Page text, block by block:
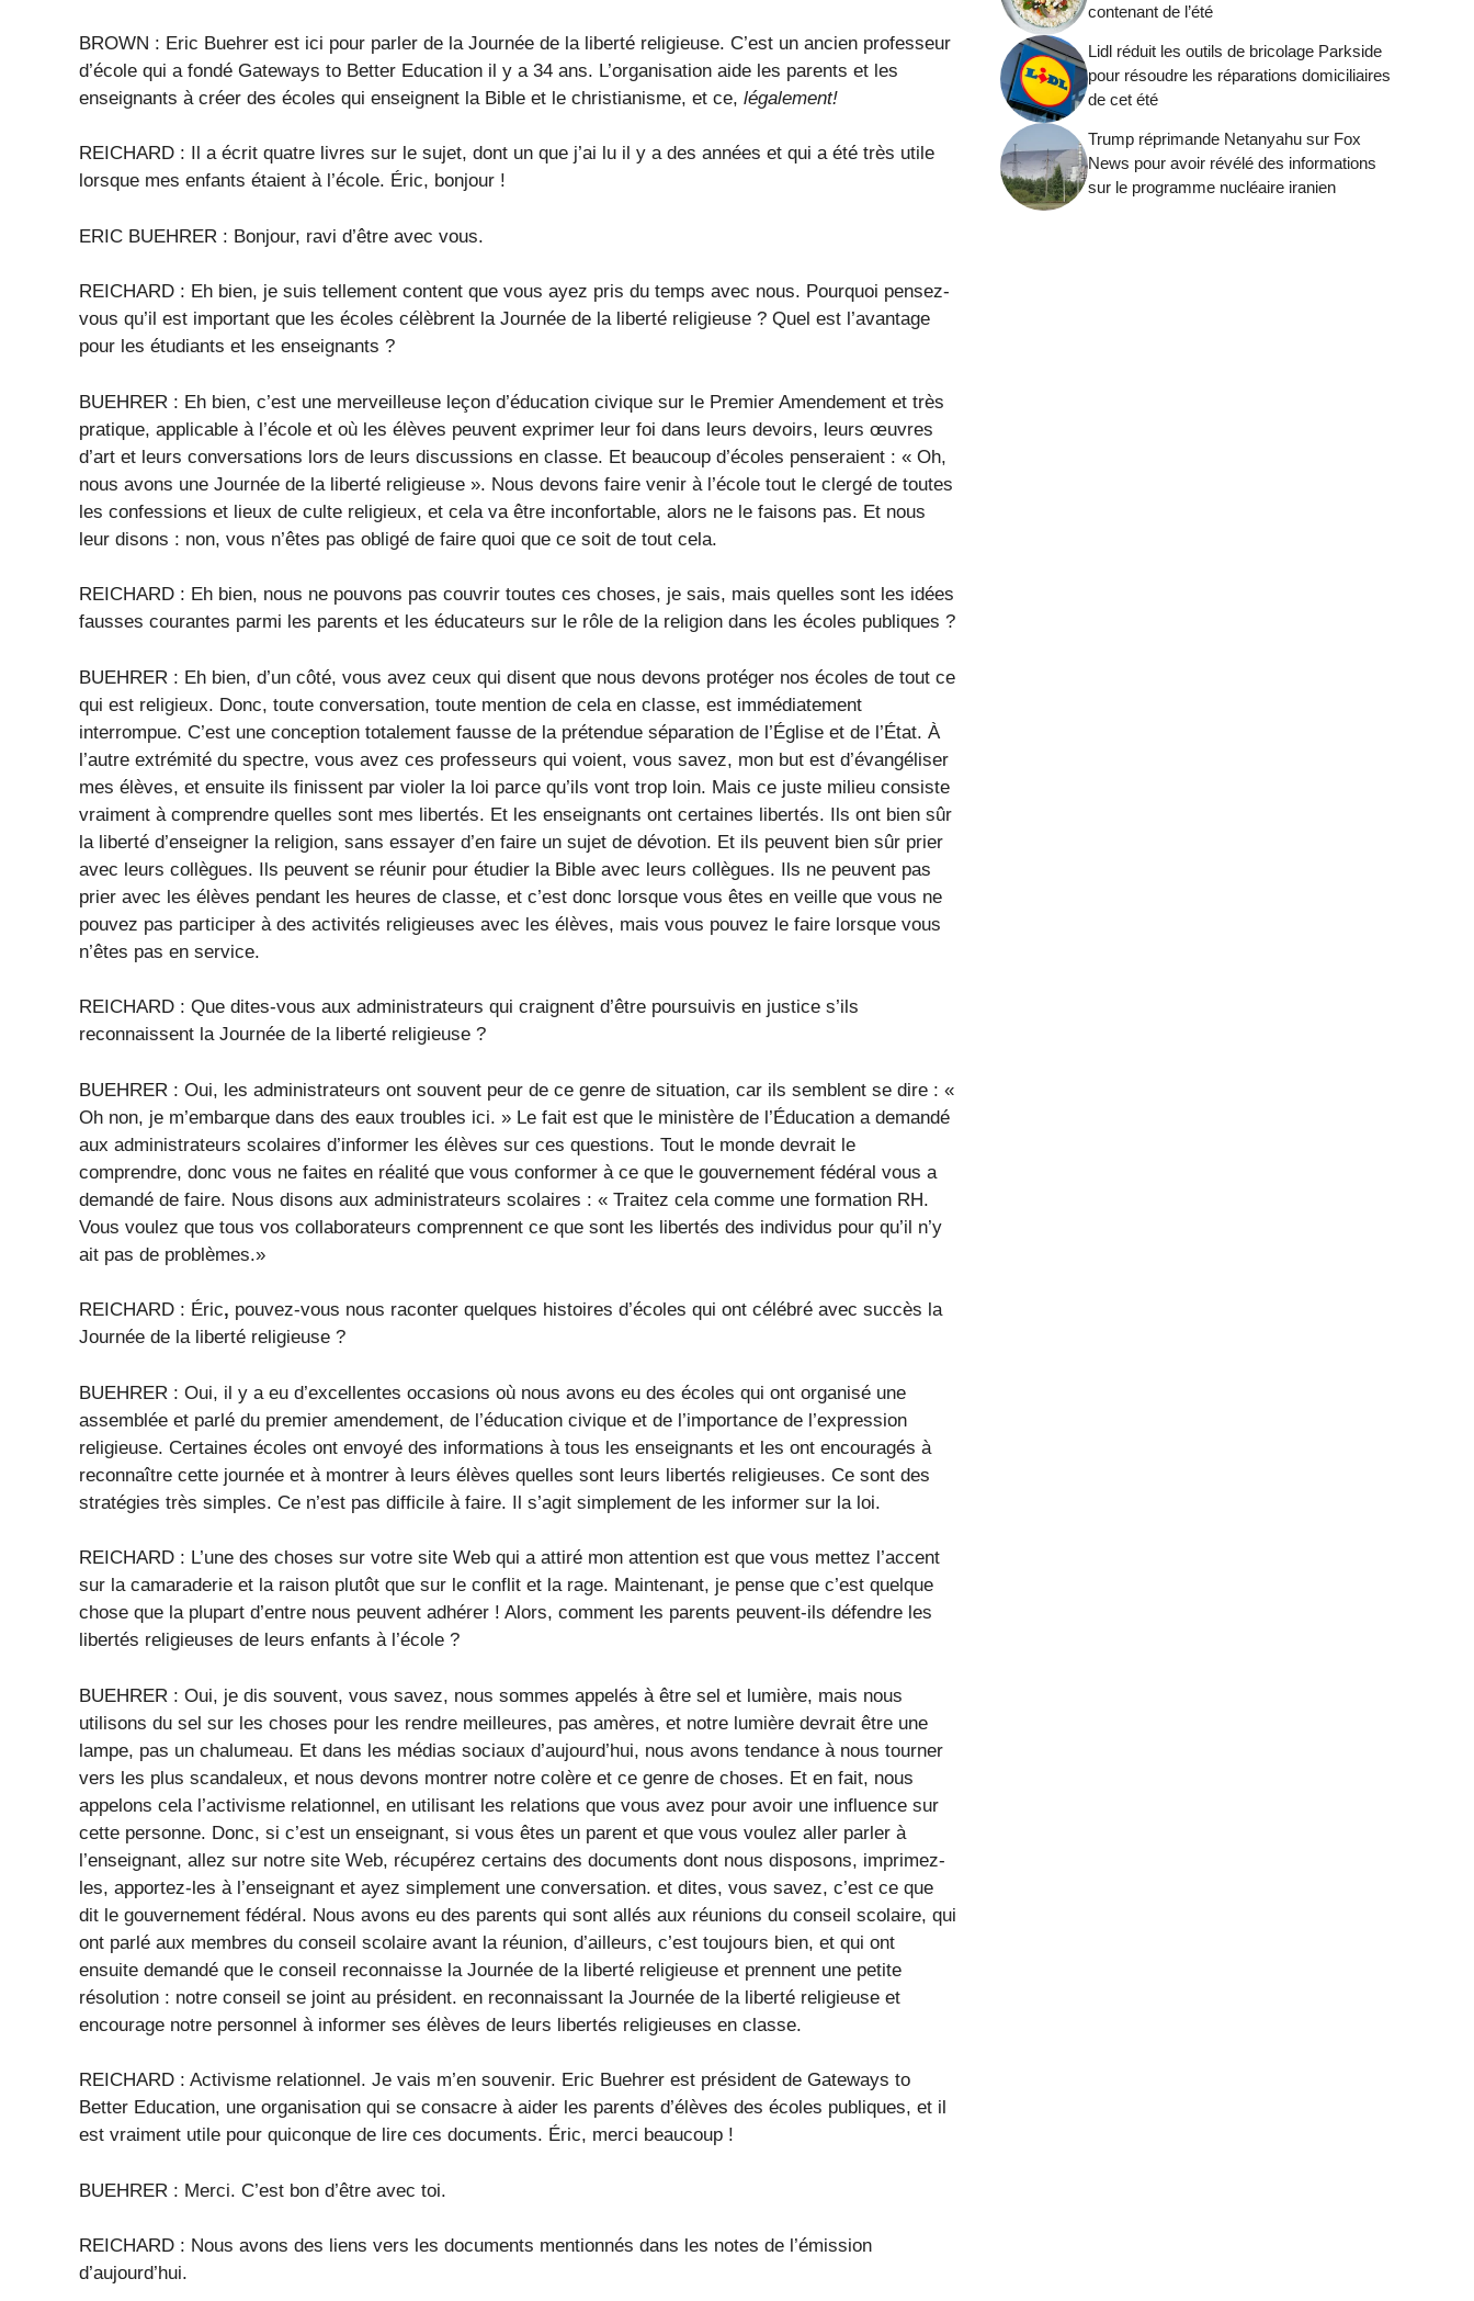
BROWN : Eric Buehrer est ici pour parler de la Journée de la liberté religieuse. C’est un ancien professeur
d’école qui a fondé Gateways to Better Education il y a 34 ans. L’organisation aide les parents et les
enseignants à créer des écoles qui enseignent la Bible et le christianisme, et ce, légalement!
REICHARD : Il a écrit quatre livres sur le sujet, dont un que j’ai lu il y a des années et qui a été très utile
lorsque mes enfants étaient à l’école. Éric, bonjour !
ERIC BUEHRER : Bonjour, ravi d’être avec vous.
REICHARD : Eh bien, je suis tellement content que vous ayez pris du temps avec nous. Pourquoi pensez-
vous qu’il est important que les écoles célèbrent la Journée de la liberté religieuse ? Quel est l’avantage
pour les étudiants et les enseignants ?
BUEHRER : Eh bien, c’est une merveilleuse leçon d’éducation civique sur le Premier Amendement et très
pratique, applicable à l’école et où les élèves peuvent exprimer leur foi dans leurs devoirs, leurs œuvres
d’art et leurs conversations lors de leurs discussions en classe. Et beaucoup d’écoles penseraient : « Oh,
nous avons une Journée de la liberté religieuse ». Nous devons faire venir à l’école tout le clergé de toutes
les confessions et lieux de culte religieux, et cela va être inconfortable, alors ne le faisons pas. Et nous
leur disons : non, vous n’êtes pas obligé de faire quoi que ce soit de tout cela.
REICHARD : Eh bien, nous ne pouvons pas couvrir toutes ces choses, je sais, mais quelles sont les idées
fausses courantes parmi les parents et les éducateurs sur le rôle de la religion dans les écoles publiques ?
BUEHRER : Eh bien, d’un côté, vous avez ceux qui disent que nous devons protéger nos écoles de tout ce
qui est religieux. Donc, toute conversation, toute mention de cela en classe, est immédiatement
interrompue. C’est une conception totalement fausse de la prétendue séparation de l’Église et de l’État. À
l’autre extrémité du spectre, vous avez ces professeurs qui voient, vous savez, mon but est d’évangéliser
mes élèves, et ensuite ils finissent par violer la loi parce qu’ils vont trop loin. Mais ce juste milieu consiste
vraiment à comprendre quelles sont mes libertés. Et les enseignants ont certaines libertés. Ils ont bien sûr
la liberté d’enseigner la religion, sans essayer d’en faire un sujet de dévotion. Et ils peuvent bien sûr prier
avec leurs collègues. Ils peuvent se réunir pour étudier la Bible avec leurs collègues. Ils ne peuvent pas
prier avec les élèves pendant les heures de classe, et c’est donc lorsque vous êtes en veille que vous ne
pouvez pas participer à des activités religieuses avec les élèves, mais vous pouvez le faire lorsque vous
n’êtes pas en service.
REICHARD : Que dites-vous aux administrateurs qui craignent d’être poursuivis en justice s’ils
reconnaissent la Journée de la liberté religieuse ?
BUEHRER : Oui, les administrateurs ont souvent peur de ce genre de situation, car ils semblent se dire : «
Oh non, je m’embarque dans des eaux troubles ici. » Le fait est que le ministère de l’Éducation a demandé
aux administrateurs scolaires d’informer les élèves sur ces questions. Tout le monde devrait le
comprendre, donc vous ne faites en réalité que vous conformer à ce que le gouvernement fédéral vous a
demandé de faire. Nous disons aux administrateurs scolaires : « Traitez cela comme une formation RH.
Vous voulez que tous vos collaborateurs comprennent ce que sont les libertés des individus pour qu’il n’y
ait pas de problèmes.»
REICHARD : Éric, pouvez-vous nous raconter quelques histoires d’écoles qui ont célébré avec succès la
Journée de la liberté religieuse ?
BUEHRER : Oui, il y a eu d’excellentes occasions où nous avons eu des écoles qui ont organisé une
assemblée et parlé du premier amendement, de l’éducation civique et de l’importance de l’expression
religieuse. Certaines écoles ont envoyé des informations à tous les enseignants et les ont encouragés à
reconnaître cette journée et à montrer à leurs élèves quelles sont leurs libertés religieuses. Ce sont des
stratégies très simples. Ce n’est pas difficile à faire. Il s’agit simplement de les informer sur la loi.
REICHARD : L’une des choses sur votre site Web qui a attiré mon attention est que vous mettez l’accent
sur la camaraderie et la raison plutôt que sur le conflit et la rage. Maintenant, je pense que c’est quelque
chose que la plupart d’entre nous peuvent adhérer ! Alors, comment les parents peuvent-ils défendre les
libertés religieuses de leurs enfants à l’école ?
BUEHRER : Oui, je dis souvent, vous savez, nous sommes appelés à être sel et lumière, mais nous
utilisons du sel sur les choses pour les rendre meilleures, pas amères, et notre lumière devrait être une
lampe, pas un chalumeau. Et dans les médias sociaux d’aujourd’hui, nous avons tendance à nous tourner
vers les plus scandaleux, et nous devons montrer notre colère et ce genre de choses. Et en fait, nous
appelons cela l’activisme relationnel, en utilisant les relations que vous avez pour avoir une influence sur
cette personne. Donc, si c’est un enseignant, si vous êtes un parent et que vous voulez aller parler à
l’enseignant, allez sur notre site Web, récupérez certains des documents dont nous disposons, imprimez-
les, apportez-les à l’enseignant et ayez simplement une conversation. et dites, vous savez, c’est ce que
dit le gouvernement fédéral. Nous avons eu des parents qui sont allés aux réunions du conseil scolaire, qui
ont parlé aux membres du conseil scolaire avant la réunion, d’ailleurs, c’est toujours bien, et qui ont
ensuite demandé que le conseil reconnaisse la Journée de la liberté religieuse et prennent une petite
résolution : notre conseil se joint au président. en reconnaissant la Journée de la liberté religieuse et
encourage notre personnel à informer ses élèves de leurs libertés religieuses en classe.
REICHARD : Activisme relationnel. Je vais m’en souvenir. Eric Buehrer est président de Gateways to
Better Education, une organisation qui se consacre à aider les parents d’élèves des écoles publiques, et il
est vraiment utile pour quiconque de lire ces documents. Éric, merci beaucoup !
BUEHRER : Merci. C’est bon d’être avec toi.
REICHARD : Nous avons des liens vers les documents mentionnés dans les notes de l’émission
d’aujourd’hui.
contenant de l’été
Lidl réduit les outils de bricolage Parkside
pour résoudre les réparations domiciliaires
de cet été
Trump réprimande Netanyahu sur Fox
News pour avoir révélé des informations
sur le programme nucléaire iranien